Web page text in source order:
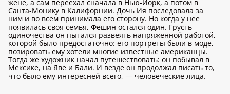
жене, а сам переехал сначала в Нью-Йорк, а потом в
Санта-Монику в Калифорнии. Дочь Ия последовала за
ним и во всем принимала его сторону. Но когда у нее
появилась своя семья, Фешин остался один. Грусть
одиночества он пытался развеять напряженной работой,
которой было предостаточно: его портреты были в моде,
позировать ему хотели многие известные американцы.
Тогда же художник начал путешествовать: он побывал в
Мексике, на Яве и Бали. И везде он продолжал писать то,
что было ему интересней всего, — человеческие лица.